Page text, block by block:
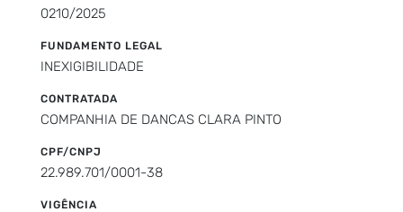
0210/2025
FUNDAMENTO LEGAL
INEXIGIBILIDADE
CONTRATADA
COMPANHIA DE DANCAS CLARA PINTO
CPF/CNPJ
22.989.701/0001-38
VIGÊNCIA